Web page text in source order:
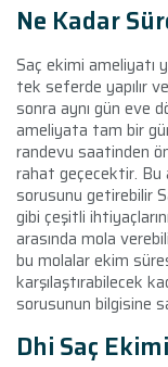
Ne Kadar
Saç ekimi ameliyatı
tek seferde yapılır
sonra aynı gün eve
ameliyata tam bir
randevu saatinden
rahat geçecektir. Bu
sorusunu getirebilir
gibi çeşitli
arasında mola
bu molalar ekim
karşılaştırabilecek
sorusunun bilgisine
Dhi Saç